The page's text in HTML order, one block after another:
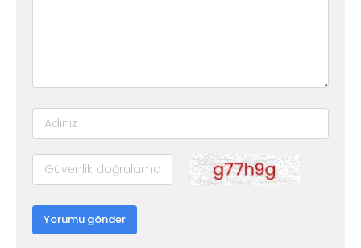
Yorumu gönder